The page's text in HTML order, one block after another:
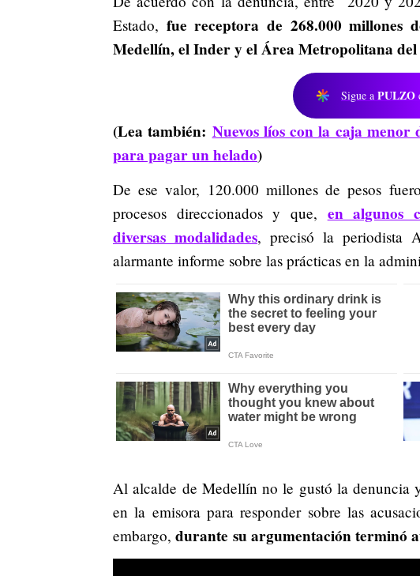
Estado, fue receptora de 268.000 millones
Medellín,el Inder y el Área Metropolitana
Sigue a PULZO
(Lea también: Nuevos líos con la caja
para pagar un helado)
De ese valor, 120.000 millones de pesos
procesos direccionados y que, en algunos
diversas modalidades, precisó la periodista
alarmante informe sobre las prácticas en la
Al alcalde de Medellín no le gustó la denuncia
en la emisora para responder sobre las
embargo, durante su argumentación terminó